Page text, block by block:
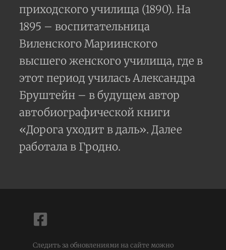
приходского училища (1890). На
1895 – воспитательница
Виленского Мариинского
высшего женского училища, где в
этот период училась Александра
Бруштейн – в будущем автор
автобиографической книги
«Дорога уходит в даль». Далее
работала в Гродно.
Следить за обновлениями на сайте можно